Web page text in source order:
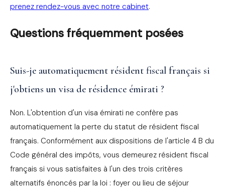
prenez rendez-vous avec notre cabinet.
Questions fréquemment posées
Suis-je automatiquement résident fiscal français si
j'obtiens un visa de résidence émirati ?
Non. L'obtention d'un visa émirati ne confère pas
automatiquement la perte du statut de résident fiscal
français. Conformément aux dispositions de l'article 4 B du
Code général des impôts, vous demeurez résident fiscal
français si vous satisfaites à l'un des trois critères
alternatifs énoncés par la loi : foyer ou lieu de séjour